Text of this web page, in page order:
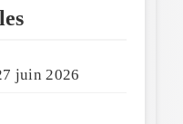
juin 2026